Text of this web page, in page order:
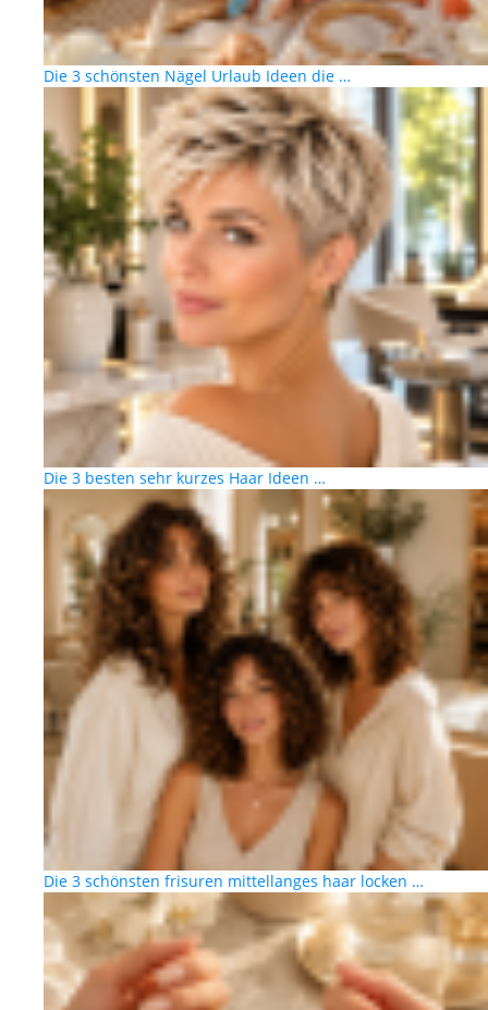
Die 3 schönsten Nägel Urlaub Ideen die …
Die 3 besten sehr kurzes Haar Ideen …
Die 3 schönsten frisuren mittellanges haar locken …